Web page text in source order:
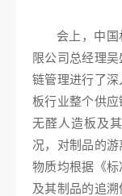
会上，中
限公司总经理
链管理进行了
板行业整个供
无醛人造板及
况，对制品的
物质均根据《
及其制品的追